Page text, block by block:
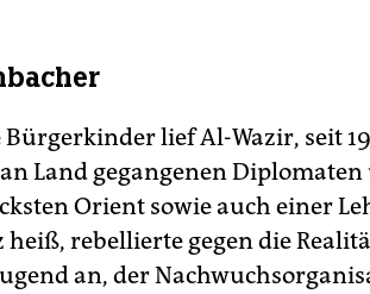
Bürgerkinder lief Al-Wazir, seit
Land gegangenen
Orient sowie auch einer
heiß, rebellierte gegen die
an, der